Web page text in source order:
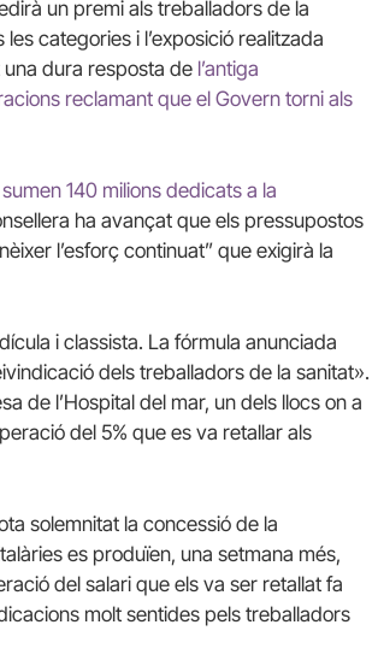
un premi als treballadors de la
categories i l’exposició realitzada
dura resposta de l’antiga
reclamant que el Govern torni als
140 milions dedicats a la
ha avançat que els pressupostos
l’esforç continuat” que exigirà la
i classista. La fórmula anunciada
dels treballadors de la sanitat».
de l’Hospital del mar, un dels llocs on a
del 5% que es va retallar als
solemnitat la concessió de la
es produïen, una setmana més,
del salari que els va ser retallat fa
molt sentides pels treballadors